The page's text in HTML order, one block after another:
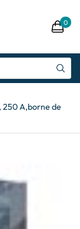
0
250 A,borne de